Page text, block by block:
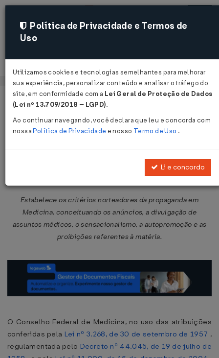
Acessar
Página Inicial Legislações
Resolução CFM nº 1.974 de
Estabelece os critérios norteadores da propaganda em
Medicina, conceituando os anúncios, a divulgação de
assuntos médicos, o sensacionalismo, a autopromoção e as
proibições referentes à matéria.
O Conselho Federal de Medicina, no uso das atribuições
conferidas pela Lei nº 3.268, de 30 de setembro de 1957 ,
regulamentada pelo Decreto nº 44.045, de 19 de julho de
Política de Privacidade e Termos de
Uso
Utilizamos cookies e tecnologias semelhantes para melhorar
sua experiência, personalizar conteúdo e analisar o tráfego do
site, em conformidade com a Lei Geral de Proteção de Dados
(Lei nº 13.709/2018 – LGPD).
Ao continuar navegando, você declara que leu e concorda com
nossaPolítica de Privacidade e nosso Termo de Uso .
Li e concordo